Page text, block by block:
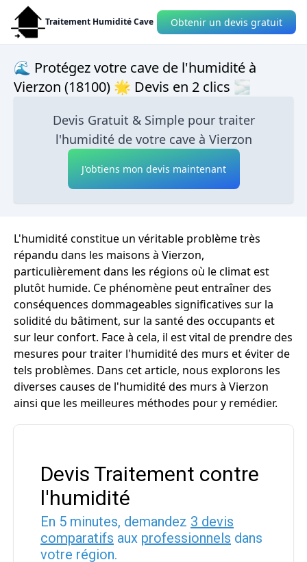
Traitement Humidité Cave Obtenir un devis gratuit
🌊 Protégez votre cave de l'humidité à
Vierzon (18100) 🌟 Devis en 2 clics 🌫
Devis Gratuit & Simple pour traiter
l'humidité de votre cave à Vierzon
J'obtiens mon devis maintenant
L'humidité constitue un véritable problème très
répandu dans les maisons à Vierzon,
particulièrement dans les régions où le climat est
plutôt humide. Ce phénomène peut entraîner des
conséquences dommageables significatives sur la
solidité du bâtiment, sur la santé des occupants et
sur leur confort. Face à cela, il est vital de prendre des
mesures pour traiter l'humidité des murs et éviter de
tels problèmes. Dans cet article, nous explorons les
diverses causes de l'humidité des murs à Vierzon
ainsi que les meilleures méthodes pour y remédier.
Devis Traitement contre
l'humidité
En 5 minutes, demandez 3 devis
comparatifs aux professionnels dans
votre région.